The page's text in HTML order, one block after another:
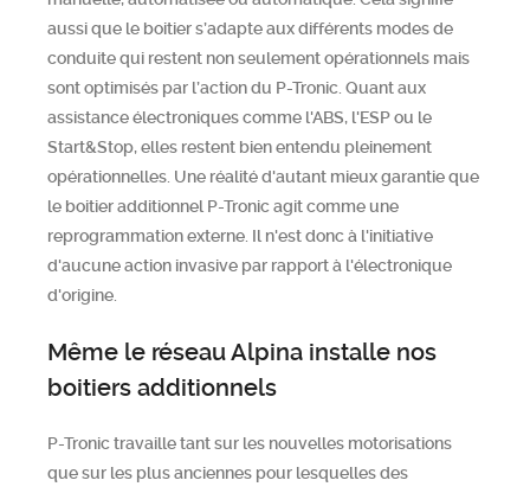
aussi que le boitier s’adapte aux différents modes de
conduite qui restent non seulement opérationnels mais
sont optimisés par l’action du P-Tronic. Quant aux
assistance électroniques comme l'ABS, l'ESP ou le
Start&Stop, elles restent bien entendu pleinement
opérationnelles. Une réalité d'autant mieux garantie que
le boitier additionnel P-Tronic agit comme une
reprogrammation externe. Il n'est donc à l'initiative
d'aucune action invasive par rapport à l'électronique
d'origine.
Même le réseau Alpina installe nos
boitiers additionnels
P-Tronic travaille tant sur les nouvelles motorisations
que sur les plus anciennes pour lesquelles des